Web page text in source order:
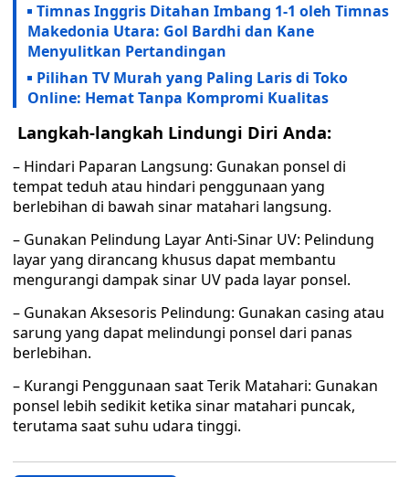
Timnas Inggris Ditahan Imbang 1-1 oleh Timnas
Makedonia Utara: Gol Bardhi dan Kane
Menyulitkan Pertandingan
Pilihan TV Murah yang Paling Laris di Toko
Online: Hemat Tanpa Kompromi Kualitas
Langkah-langkah Lindungi Diri Anda:
– Hindari Paparan Langsung: Gunakan ponsel di
tempat teduh atau hindari penggunaan yang
berlebihan di bawah sinar matahari langsung.
– Gunakan Pelindung Layar Anti-Sinar UV: Pelindung
layar yang dirancang khusus dapat membantu
mengurangi dampak sinar UV pada layar ponsel.
– Gunakan Aksesoris Pelindung: Gunakan casing atau
sarung yang dapat melindungi ponsel dari panas
berlebihan.
– Kurangi Penggunaan saat Terik Matahari: Gunakan
ponsel lebih sedikit ketika sinar matahari puncak,
terutama saat suhu udara tinggi.